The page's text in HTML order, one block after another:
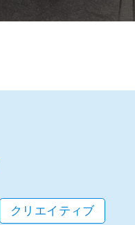
クリエイティブ